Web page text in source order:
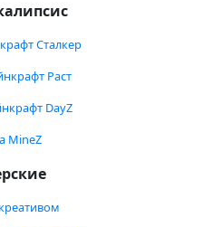
Сталкер
Раст
DayZ
MineZ